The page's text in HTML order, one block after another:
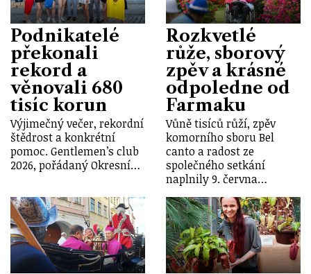
Podnikatelé
překonali
rekord a
věnovali 680
tisíc korun
Výjimečný večer, rekordní
štědrost a konkrétní
pomoc. Gentlemen’s club
2026, pořádaný Okresní…
Rozkvetlé
růže, sborový
zpěv a krásné
odpoledne od
Farmaku
Vůně tisíců růží, zpěv
komorního sboru Bel
canto a radost ze
společného setkání
naplnily 9. června…